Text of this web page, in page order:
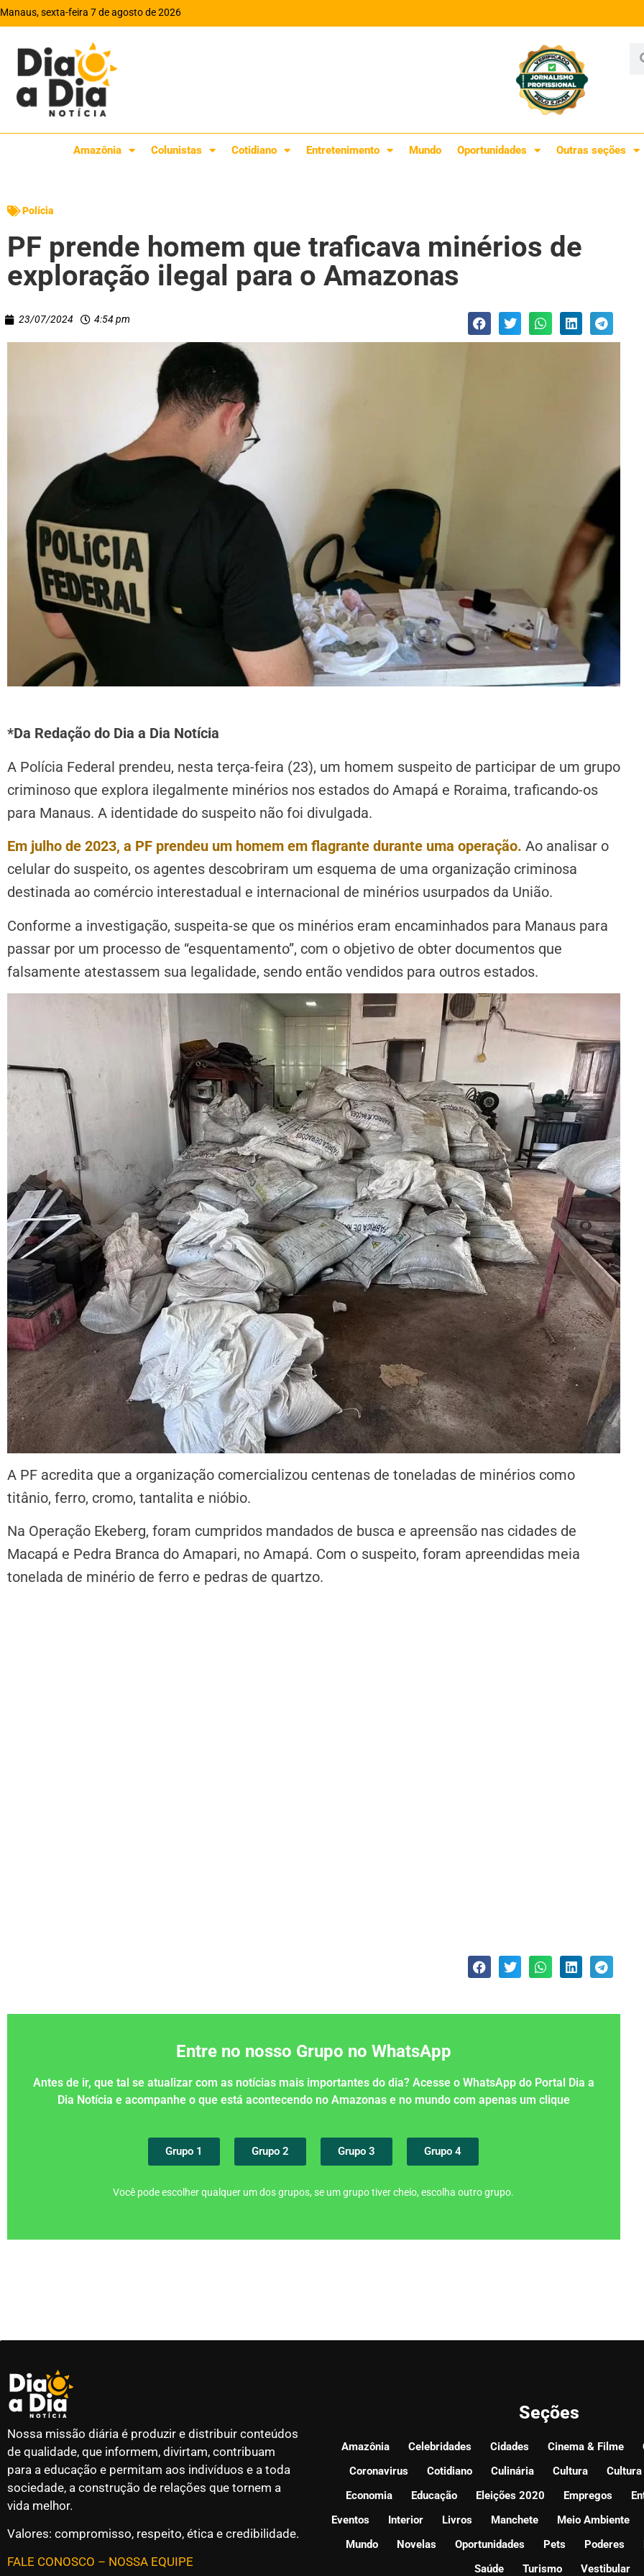
Manaus, sexta-feira 7 de agosto de 2026
Amazônia Colunistas Cotidiano Entretenimento Mundo Oportunidades Outras seções
Polícia
PF prende homem que traficava minérios de
exploração ilegal para o Amazonas
23/07/2024 4:54 pm
*Da Redação do Dia a Dia Notícia
A Polícia Federal prendeu, nesta terça-feira (23), um homem suspeito de participar de um grupo
criminoso que explora ilegalmente minérios nos estados do Amapá e Roraima, traficando-os
para Manaus. A identidade do suspeito não foi divulgada.
Em julho de 2023, a PF prendeu um homem em flagrante durante uma operação. Ao analisar o
celular do suspeito, os agentes descobriram um esquema de uma organização criminosa
destinada ao comércio interestadual e internacional de minérios usurpados da União.
Conforme a investigação, suspeita-se que os minérios eram encaminhados para Manaus para
passar por um processo de “esquentamento”, com o objetivo de obter documentos que
falsamente atestassem sua legalidade, sendo então vendidos para outros estados.
A PF acredita que a organização comercializou centenas de toneladas de minérios como
titânio, ferro, cromo, tantalita e nióbio.
Na Operação Ekeberg, foram cumpridos mandados de busca e apreensão nas cidades de
Macapá e Pedra Branca do Amapari, no Amapá. Com o suspeito, foram apreendidas meia
tonelada de minério de ferro e pedras de quartzo.
Entre no nosso Grupo no WhatsApp
Antes de ir, que tal se atualizar com as notícias mais importantes do dia? Acesse o WhatsApp do Portal Dia a
Dia Notícia e acompanhe o que está acontecendo no Amazonas e no mundo com apenas um clique
Grupo 1 Grupo 2 Grupo 3 Grupo 4
Você pode escolher qualquer um dos grupos, se um grupo tiver cheio, escolha outro grupo.
Nossa missão diária é produzir e distribuir conteúdos
de qualidade, que informem, divirtam, contribuam
para a educação e permitam aos indivíduos e a toda
sociedade, a construção de relações que tornem a
vida melhor.
Valores: compromisso, respeito, ética e credibilidade.
FALE CONOSCO – NOSSA EQUIPE
Seções
Amazônia Celebridades Cidades Cinema & Filme
Coronavirus
Cotidiano Culinária Cultura Cultura
Economia
Educação Eleições 2020 Empregos
Eventos
Interior Livros Manchete Meio Ambiente
Mundo
Novelas Oportunidades Pets Poderes
Saúde
Turismo Vestibular